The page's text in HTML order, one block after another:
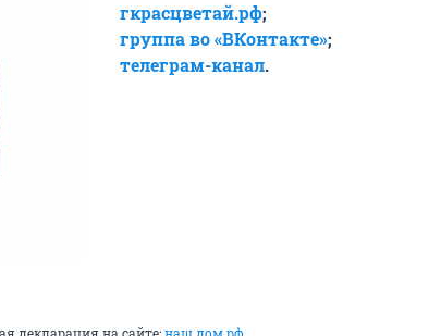
гкрасцветай.рф;
группа во «ВКонтакте»;
телеграм-канал.